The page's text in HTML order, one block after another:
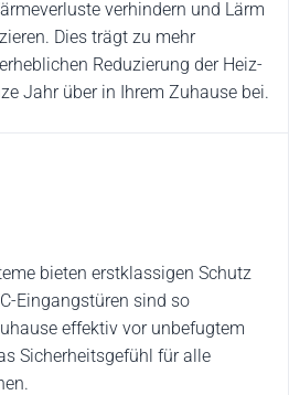
verhindern und Lärm
Dies trägt zu mehr
Reduzierung der Heiz-
Jahr über in Ihrem Zuhause bei.
bieten erstklassigen Schutz
Eingangstüren sind so
effektiv vor unbefugtem
Sicherheitsgefühl für alle